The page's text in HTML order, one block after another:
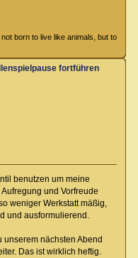
born to live like animals, but to
fortführen
benutzen um meine
und Vorfreude
weniger Werkstatt mäßig,
und ausformulierend.
unserem nächsten Abend
Das ist wirklich heftig.